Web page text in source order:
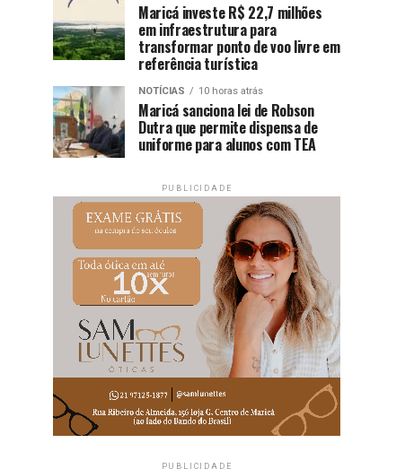
Maricá investe R$ 22,7 milhões
em infraestrutura para
transformar ponto de voo livre em
referência turística
NOTÍCIAS 10 horas atrás
Maricá sanciona lei de Robson
Dutra que permite dispensa de
uniforme para alunos com TEA
PUBLICIDADE
PUBLICIDADE